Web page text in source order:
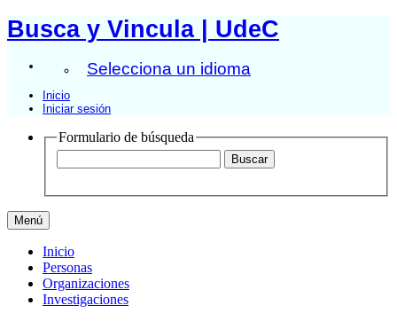
Busca y Vincula | UdeC
Selecciona un idioma
Inicio
Iniciar sesión
Formulario de búsqueda
Menú
Inicio
Personas
Organizaciones
Investigaciones